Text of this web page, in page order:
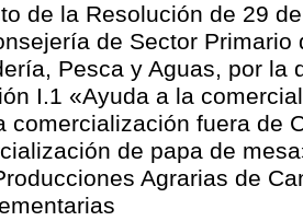
de la Resolución de 29
de Sector
Pesca y Aguas, por la
I.1 «Ayuda a la
comercialización fuera de
de papa de
Agrarias de